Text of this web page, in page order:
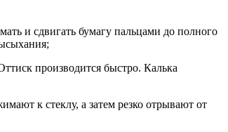
и сдвигать бумагу пальцами до полного
производится быстро. Калька
к стеклу, а затем резко отрывают от